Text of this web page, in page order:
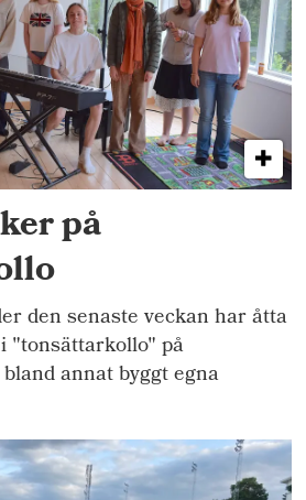
på
den senaste veckan har åtta
"tonsättarkollo" på
annat byggt egna